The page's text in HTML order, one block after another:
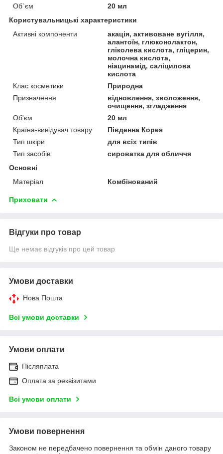
Об`єм
20 мл
Користувальницькі характеристики
Активні компоненти
акація, активоване вугілля,
алантоїн, глюконолактон,
гліколева кислота, гліцерин,
молочна кислота,
ніацинамід, саліцилова
кислота
Клас косметики
Природна
Призначення
відновлення, зволоження,
очищення, згладження
Об'єм
20 мл
Країна-вивідувач товару
Південна Корея
Тип шкіри
для всіх типів
Тип засобів
сироватка для обличчя
Основні
Матеріал
Комбінований
Приховати
Відгуки про товар
Ще немає відгуків про цей товар
Умови доставки
Нова Пошта
Всі умови доставки
Умови оплати
Післяплата
Оплата за реквізитами
Всі умови оплати
Умови повернення
Законом не передбачено повернення та обмін даного товару